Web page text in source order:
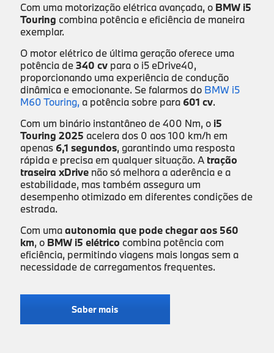
Com uma motorização elétrica avançada, o BMW i5
Touring combina potência e eficiência de maneira
exemplar.
O motor elétrico de última geração oferece uma
potência de340 cvpara o i5 eDrive40,
proporcionando uma experiência de condução
dinâmica e emocionante. Se falarmos doBMW i5
M60 Touring, a potência sobre para 601 cv.
Com um binário instantâneo de 400 Nm, o i5
Touring 2025 acelera dos 0 aos 100 km/h em
apenas 6,1 segundos, garantindo uma resposta
rápida e precisa em qualquer situação. A tração
traseira xDrivenão só melhora a aderência e a
estabilidade, mas também assegura um
desempenho otimizado em diferentes condições de
estrada.
Com umaautonomia que pode chegar aos 560
km, o BMW i5 elétrico combina potência com
eficiência, permitindo viagens mais longas sem a
necessidade de carregamentos frequentes.
Saber mais